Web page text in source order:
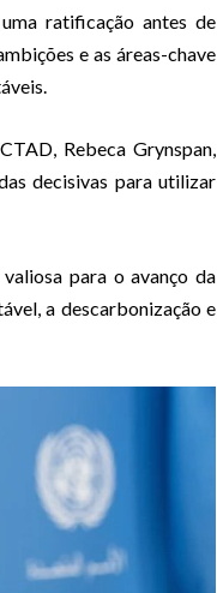
ratificação antes de
e as áreas-chave
Rebeca Grynspan,
decisivas para utilizar
para o avanço da
a descarbonização e